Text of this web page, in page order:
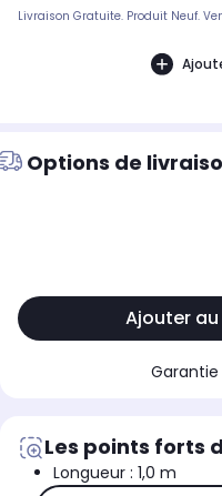
Livraison Gratuite. Produit Neuf.
Options de
Ajouter
Garantie
Les points forts
Longueur : 1,0 m